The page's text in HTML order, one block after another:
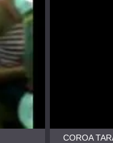
COROA